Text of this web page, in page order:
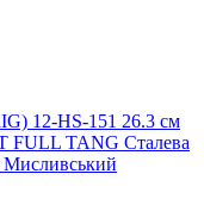
12-HS-151 26.3 см
FULL TANG Сталева
Мисливський